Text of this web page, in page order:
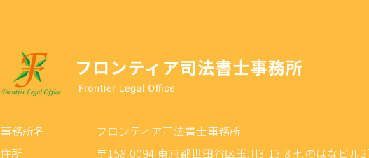
事務所名
フロンティア司法書士事務所
住所
〒158-0094 東京都世田谷区玉川3-13-8 七のはなビル